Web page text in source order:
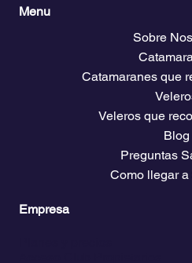
Menu
Sobre
Catamaranes que
Veleros que
Blog
Preguntas
Como llegar
Empresa